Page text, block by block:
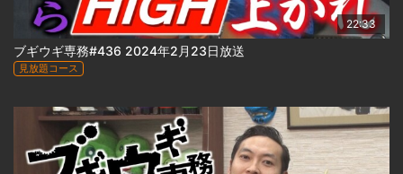
22:33
ブギウギ専務#436 2024年2月23日放送
見放題コース